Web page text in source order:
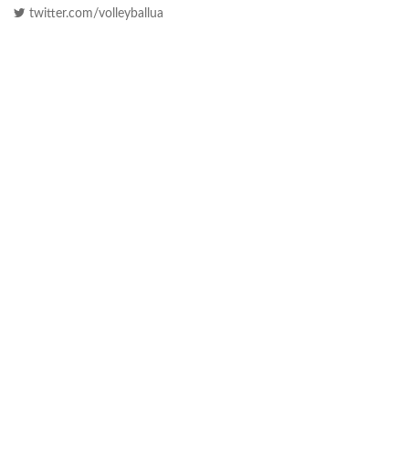
twitter.com/volleyballua